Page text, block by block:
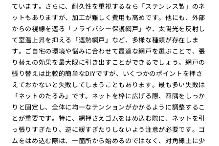
ています。さらに、耐久性を重視するなら「ステンレス製」のネ
ットもありますが、加工が難しく費用も高めです。他にも、外部
からの視線を遮る「プライバシー保護網戸」や、太陽光を反射し
て室温上昇を抑える「遮熱網戸」など、多様な種類が存在しま
す。ご自宅の環境や悩みに合わせて最適な網戸を選ぶことで、張
り替えの効果を最大限に引き出すことができるでしょう。網戸の
張り替えは比較的簡単なDIYですが、いくつかのポイントを押さ
えておかないと失敗してしまうこともあります。最も多い失敗は
「ネットのたるみ」です。ネットを枠に広げる際、四隅をしっか
りと固定し、全体に均一なテンションがかかるように調整するこ
とが重要です。特に、網押さえゴムをはめ込む際に、ネットを引
っ張りすぎたり、逆に緩すぎたりしないよう注意が必要です。ゴ
ムをはめ込む際は、一箇所から始めるのではなく、対角線上に少